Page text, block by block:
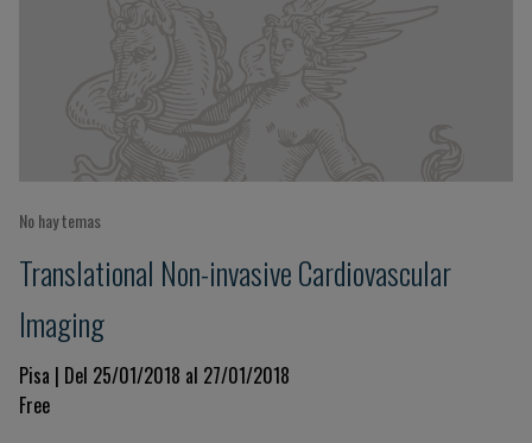
No hay temas
Translational Non-invasive Cardiovascular
Imaging
Pisa | Del 25/01/2018 al 27/01/2018
Free